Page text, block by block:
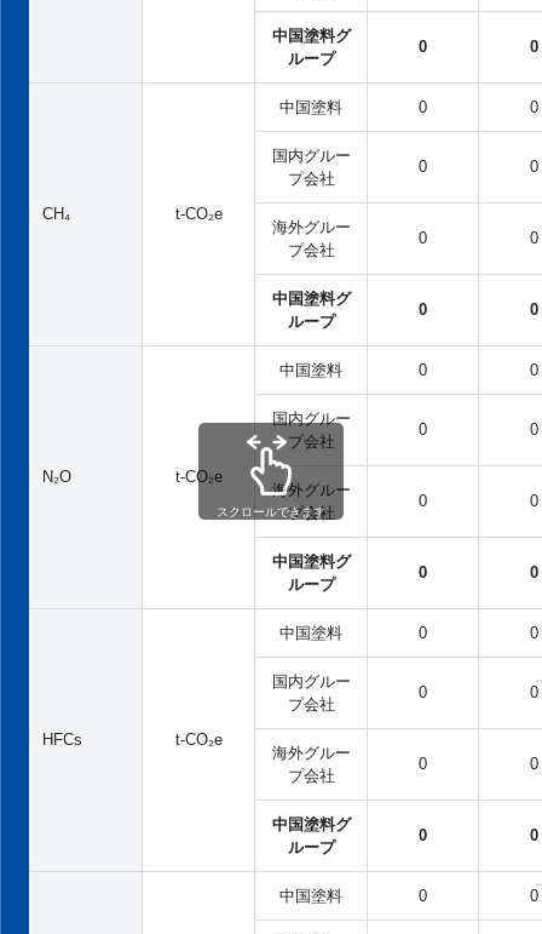
中国塗料グ
ループ
0 0
CH₄ t-CO₂e
中国塗料 0 0
国内グルー
プ会社
0 0
海外グルー
プ会社
0 0
中国塗料グ
ループ
0 0
N₂O t-CO₂e
中国塗料 0 0
国内グルー
プ会社
0 0
海外グルー
プ会社
0 0
中国塗料グ
ループ
0 0
HFCs t-CO₂e
中国塗料 0 0
国内グルー
プ会社
0 0
海外グルー
プ会社
0 0
中国塗料グ
ループ
0 0
中国塗料 0 0
スクロールできます